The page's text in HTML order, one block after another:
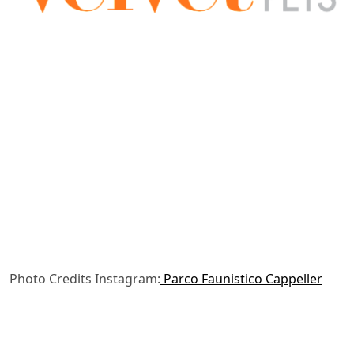
Photo Credits Instagram: Parco Faunistico Cappeller